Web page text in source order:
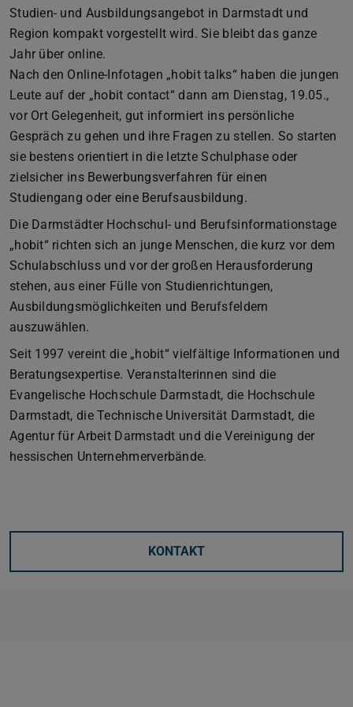
Studien- und Ausbildungsangebot in Darmstadt und
Region kompakt vorgestellt wird. Sie bleibt das ganze
Jahr über online.
Nach den Online-Infotagen „hobit talks“ haben die jungen
Leute auf der „hobit contact“ dann am Dienstag, 19.05.,
vor Ort Gelegenheit, gut informiert ins persönliche
Gespräch zu gehen und ihre Fragen zu stellen. So starten
sie bestens orientiert in die letzte Schulphase oder
zielsicher ins Bewerbungsverfahren für einen
Studiengang oder eine Berufsausbildung.
Die Darmstädter Hochschul- und Berufsinformationstage
„hobit“ richten sich an junge Menschen, die kurz vor dem
Schulabschluss und vor der großen Herausforderung
stehen, aus einer Fülle von Studienrichtungen,
Ausbildungsmöglichkeiten und Berufsfeldern
auszuwählen.
Seit 1997 vereint die „hobit“ vielfältige Informationen und
Beratungsexpertise. Veranstalterinnen sind die
Evangelische Hochschule Darmstadt, die Hochschule
Darmstadt, die Technische Universität Darmstadt, die
Agentur für Arbeit Darmstadt und die Vereinigung der
hessischen Unternehmerverbände.
KONTAKT